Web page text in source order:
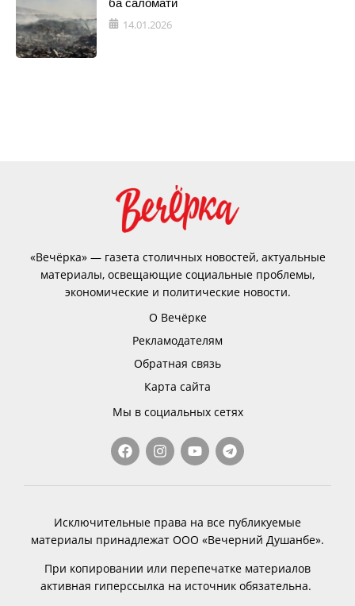
ба саломатӣ
14.01.2026
«Вечёрка» — газета столичных новостей, актуальные
материалы, освещающие социальные проблемы,
экономические и политические новости.
О Вечёрке
Рекламодателям
Обратная связь
Карта сайта
Мы в социальных сетях
Исключительные права на все публикуемые
материалы принадлежат ООО «Вечерний Душанбе».
При копировании или перепечатке материалов
активная гиперссылка на источник обязательна.